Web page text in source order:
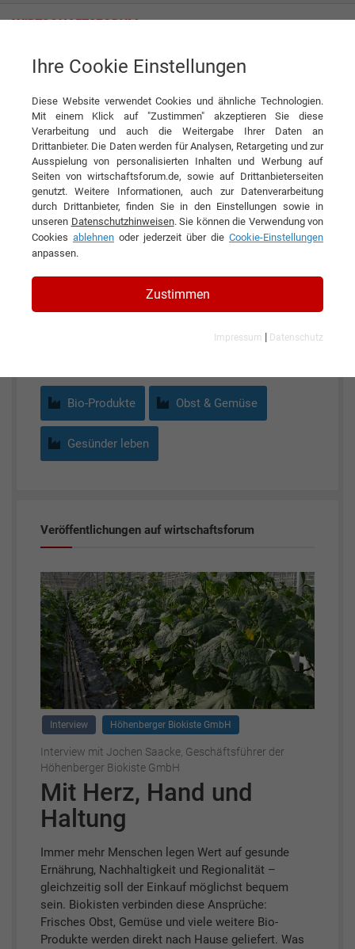
Höhenberger Biokiste GmbH
KONTAKT
Höhenberger Biokiste GmbH
Bio-Produkte Obst & Gemüse
Gesünder leben
Veröffentlichungen auf wirtschaftsforum
Interview Höhenberger Biokiste GmbH
Interview mit Jochen Saacke, Geschäftsführer der
Höhenberger Biokiste GmbH
Mit Herz, Hand und
Haltung
Immer mehr Menschen legen Wert auf gesunde
Ernährung, Nachhaltigkeit und Regionalität –
gleichzeitig soll der Einkauf möglichst bequem
sein. Biokisten verbinden diese Ansprüche:
Frisches Obst, Gemüse und viele weitere Bio-
Produkte werden direkt nach Hause geliefert. Was
Ihre Cookie Einstellungen
Diese Website verwendet Cookies und ähnliche Technologien.
Mit einem Klick auf "Zustimmen" akzeptieren Sie diese
Verarbeitung und auch die Weitergabe Ihrer Daten an
Drittanbieter. Die Daten werden für Analysen, Retargeting und zur
Ausspielung von personalisierten Inhalten und Werbung auf
Seiten von wirtschaftsforum.de, sowie auf Drittanbieterseiten
genutzt. Weitere Informationen, auch zur Datenverarbeitung
durch Drittanbieter, finden Sie in den Einstellungen sowie in
unseren Datenschutzhinweisen. Sie können die Verwendung von
Cookies ablehnen oder jederzeit über die Cookie-Einstellungen
anpassen.
Zustimmen
Impressum | Datenschutz